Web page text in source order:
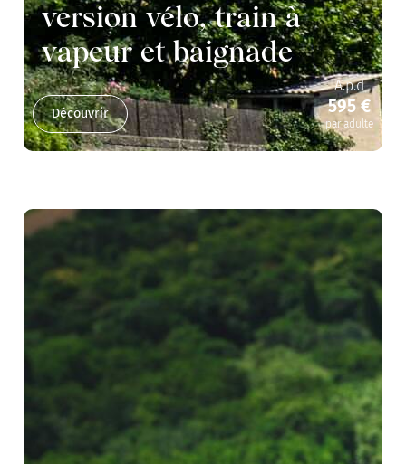
version vélo, train à
vapeur et baignade
Découvrir
A.p.d
595 €
par adulte